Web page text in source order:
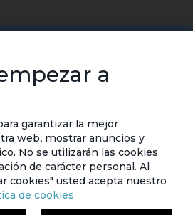
sobre últimas colecciones,
SUSCRIBIRSE
a
garantizar la mejor
web, mostrar anuncios y
No se utilizarán las cookies
de carácter personal. Al
cookies" usted acepta nuestro
de cookies